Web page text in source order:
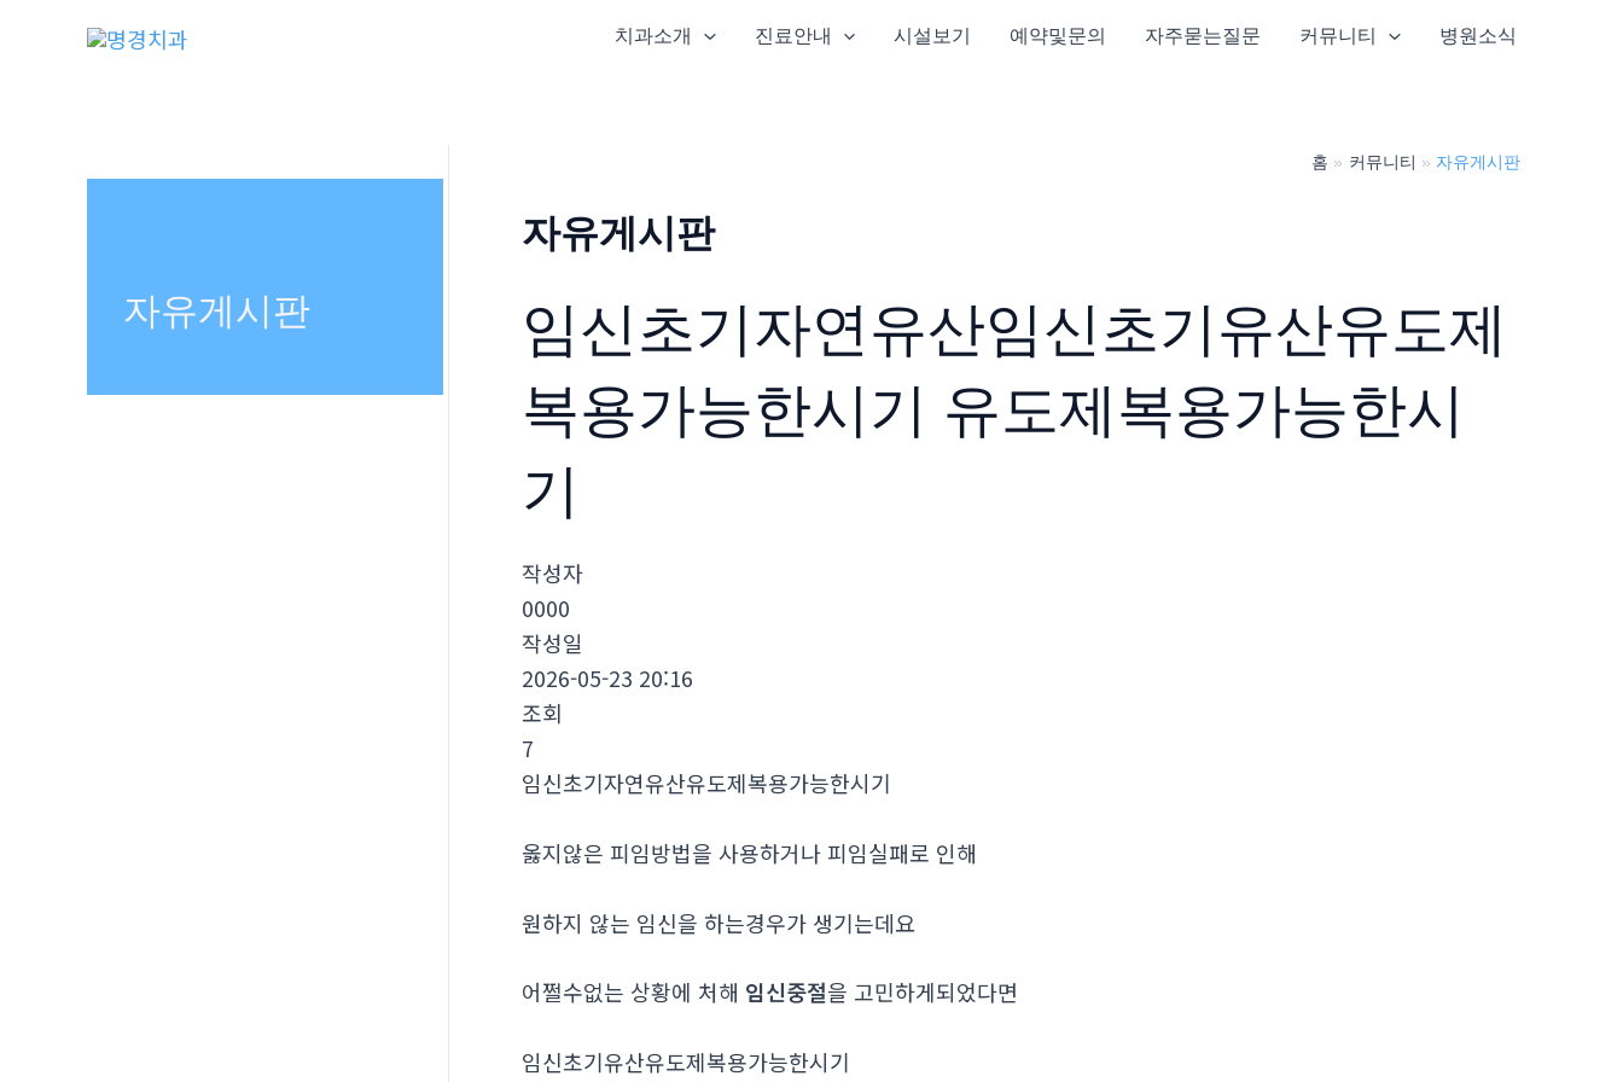
치과소개 진료안내 시설보기 예약및문의 자주묻는질문 커뮤니티 병원소식
자유게시판
홈 커뮤니티 자유게시판
자유게시판
임신초기자연유산임신초기유산유도제
복용가능한시기 유도제복용가능한시
기
작성자
0000
작성일
2026-05-23 20:16
조회
7
임신초기자연유산유도제복용가능한시기
옳지않은 피임방법을 사용하거나 피임실패로 인해
원하지 않는 임신을 하는경우가 생기는데요
어쩔수없는 상황에 처해 임신중절을 고민하게되었다면
임신초기유산유도제복용가능한시기